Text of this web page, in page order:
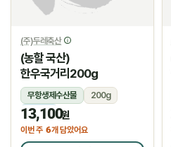
(주)두레축산
(농할 국산)
한우국거리200g
무항생제수산물
200g
냉장
13,100원
이번 주 6개 담았어요